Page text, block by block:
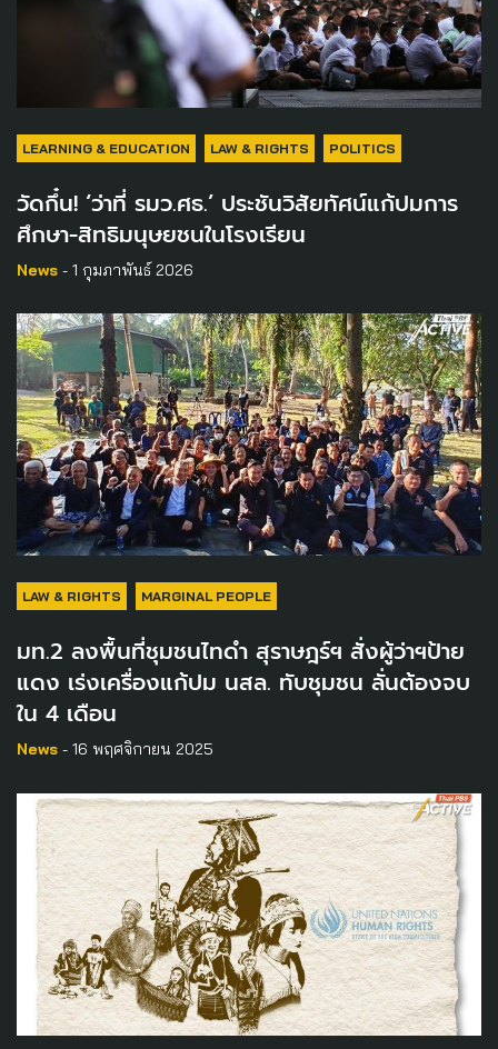
LEARNING & EDUCATION LAW & RIGHTS POLITICS
วัดกึ๋น! ‘ว่าที่ รมว.ศธ.’ ประชันวิสัยทัศน์แก้ปมการ
ศึกษา-สิทธิมนุษยชนในโรงเรียน
News - 1 กุมภาพันธ์ 2026
LAW & RIGHTS MARGINAL PEOPLE
มท.2 ลงพื้นที่ชุมชนไทดำ สุราษฎร์ฯ สั่งผู้ว่าฯป้าย
แดง เร่งเครื่องแก้ปม นสล. ทับชุมชน ลั่นต้องจบ
ใน 4 เดือน
News - 16 พฤศจิกายน 2025